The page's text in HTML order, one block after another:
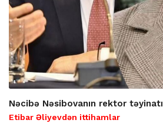
Nəcibə Nəsibovanın rektor
Etibar Əliyevdən ittihamlar